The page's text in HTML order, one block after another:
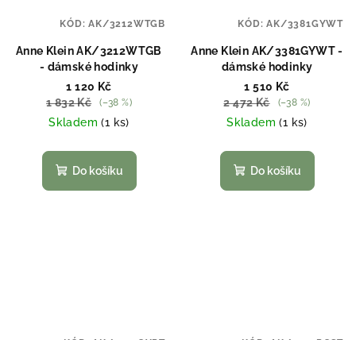
Anne Klein AK/3212WTGB
- dámské hodinky
1 120 Kč
1 832 Kč
(–38 %)
Skladem(1 ks)
Do košíku
KÓD:AK/3212WTGB
Anne Klein AK/3381GYWT -
dámské hodinky
1 510 Kč
2 472 Kč
(–38 %)
Skladem(1 ks)
Do košíku
KÓD:AK/3381GYWT